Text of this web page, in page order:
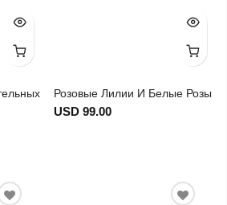
Розовые Лилии И Белые Розы
USD 99.00